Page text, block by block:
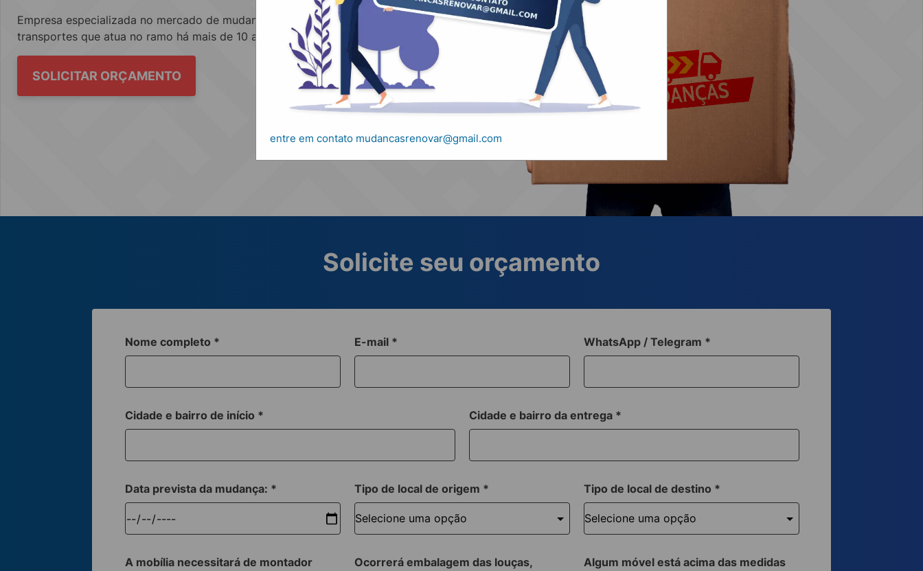
Empresa especializada no mercado de mudanças, fretes, carretos e
transportes que atua no ramo há mais de 10 anos.
SOLICITAR ORÇAMENTO
Solicite seu orçamento
Nome completo * E-mail * WhatsApp / Telegram *
Cidade e bairro de início * Cidade e bairro da entrega *
Data prevista da mudança: * Tipo de local de origem * Tipo de local de destino *
A mobília necessitará de montador
Ocorrerá embalagem das louças,
Algum móvel está acima das medidas
entre em contato mudancasrenovar@gmail.com